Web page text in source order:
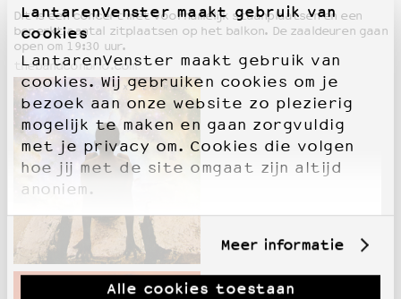
LantarenVenster maakt gebruik van
cookies
LantarenVenster maakt gebruik van
cookies. Wij gebruiken cookies om je
bezoek aan onze website zo plezierig
mogelijk te maken en gaan zorgvuldig
met je privacy om. Cookies die volgen
hoe jij met de site omgaat zijn altijd
anoniem.
Meer informatie
Alle cookies toestaan
Dit is een concert met voornamelijk staanplaatsen en een
beperkt aantal zitplaatsen op het balkon. De zaaldeuren gaan
open om 19:30 uur.
thebandconbrio.com